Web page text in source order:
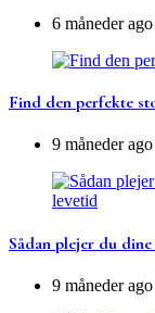
6 måneder ago
Find den perfekte
9 måneder ago
Sådan plejer du
9 måneder ago